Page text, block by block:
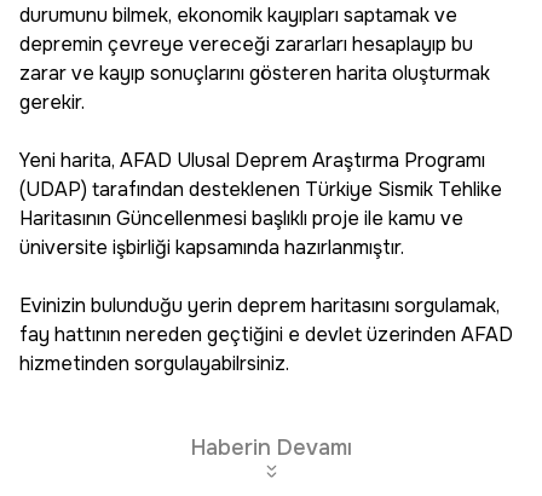
durumunu bilmek, ekonomik kayıpları saptamak ve
depremin çevreye vereceği zararları hesaplayıp bu
zarar ve kayıp sonuçlarını gösteren harita oluşturmak
gerekir.
Yeni harita, AFAD Ulusal Deprem Araştırma Programı
(UDAP) tarafından desteklenen Türkiye Sismik Tehlike
Haritasının Güncellenmesi başlıklı proje ile kamu ve
üniversite işbirliği kapsamında hazırlanmıştır.
Evinizin bulunduğu yerin deprem haritasını sorgulamak,
fay hattının nereden geçtiğini e devlet üzerinden AFAD
hizmetinden sorgulayabilrsiniz.
Haberin Devamı